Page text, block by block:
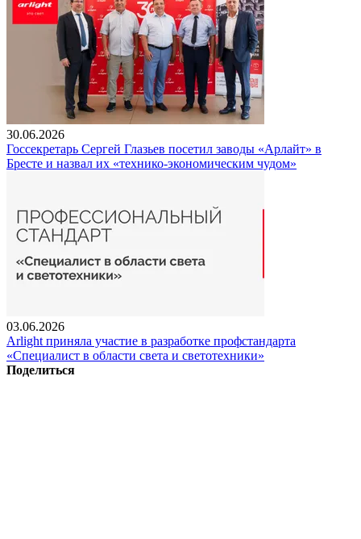
30.06.2026
Госсекретарь Сергей Глазьев посетил заводы «Арлайт» в
Бресте и назвал их «технико-экономическим чудом»
03.06.2026
Arlight приняла участие в разработке профстандарта
«Специалист в области света и светотехники»
Поделиться